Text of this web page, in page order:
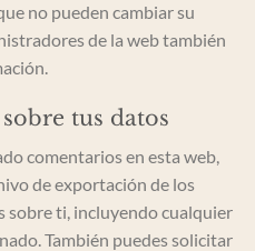
no pueden cambiar su
de la web también
tus datos
comentarios en esta web,
de exportación de los
sobre ti, incluyendo cualquier
También puedes solicitar